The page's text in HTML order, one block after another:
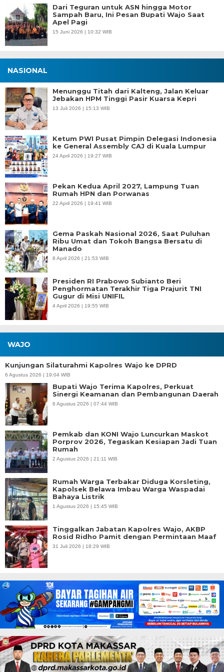
Dari Teguran untuk ASN hingga Motor
Sampah Baru, Ini Pesan Bupati Wajo Saat
Apel Pagi
15 Juni 2026 | 10:32 WIB
NASIONAL
Menunggu Titah dari Kalteng, Jalan Keluar
Jebakan HPM Tinggi Pasir Kuarsa Kepri
13 Juli 2026 | 15:13 WIB
Ketum PWI Pusat Pimpin Delegasi Indonesia
ke General Assembly CAJ di Kuala Lumpur
24 April 2026 | 19:27 WIB
Pekan Kedua April 2027, Lampung Tuan
Rumah HPN dan Porwanas
22 April 2026 | 19:41 WIB
Gema Paskah Nasional 2026, Saat Puluhan
Ribu Umat dan Tokoh Bangsa Bersatu di
Manado
8 April 2026 | 21:53 WIB
Presiden RI Prabowo Subianto Beri
Penghormatan Terakhir Tiga Prajurit TNI
Gugur di Misi UNIFIL
4 April 2026 | 19:55 WIB
WAJO
Kunjungan Silaturahmi Kapolres Wajo ke DPRD
6 Agustus 2026 | 19:04 WIB
Bupati Wajo Terima Kapolres, Perkuat
Sinergi Keamanan dan Pembangunan Daerah
6 Agustus 2026 | 07:44 WIB
Pemkab dan KONI Wajo Luncurkan Maskot
Porprov 2026, Tegaskan Kesiapan Jadi Tuan
Rumah
2 Agustus 2026 | 21:11 WIB
Rumah Warga Terbakar Diduga Korsleting,
Kapolsek Belawa Imbau Warga Waspadai
Bahaya Listrik
1 Agustus 2026 | 15:45 WIB
Tinggalkan Jabatan Kapolres Wajo, AKBP
Rosid Ridho Pamit dengan Permintaan Maaf
31 Juli 2026 | 18:29 WIB